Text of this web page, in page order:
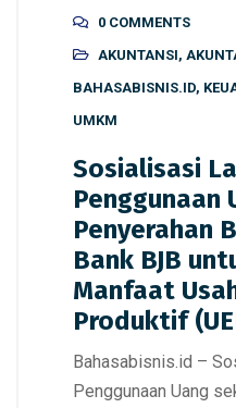
0 COMMENTS
AKUNTANSI,
BAHASABISNIS.ID,
UMKM
Sosialisasi
Penggunaan
Penyerahan
Bank BJB
Manfaat
Produktif
Bahasabisnis.id –
Penggunaan Uang